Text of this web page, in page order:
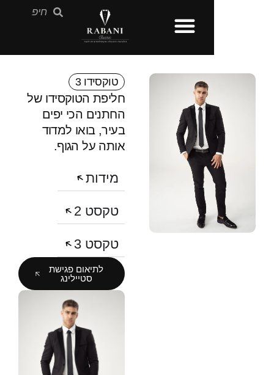
טוקסידו 3
חליפת הטוקסידו של
החתנים הכי יפים
בעיר, בואו למדוד
אותה על הגוף.
לתיאום פגישת
סטיילינג